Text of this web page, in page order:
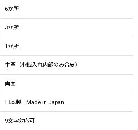
6か所
3か所
1か所
牛革（小銭入れ内部のみ合皮）
両面
日本製 Made in Japan
9文字対応可